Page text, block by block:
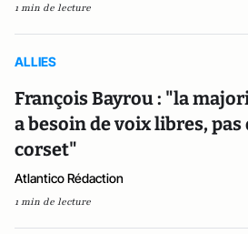
1 min de lecture
ALLIES
François Bayrou : "la
a besoin de voix libres, pas
corset"
Atlantico Rédaction
1 min de lecture